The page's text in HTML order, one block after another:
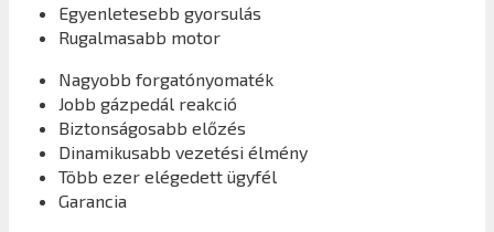
Egyenletesebb gyorsulás
Rugalmasabb motor
Nagyobb forgatónyomaték
Jobb gázpedál reakció
Biztonságosabb előzés
Dinamikusabb vezetési élmény
Több ezer elégedett ügyfél
Garancia